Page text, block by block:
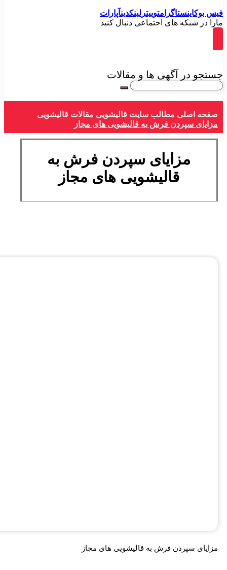
فیس بوکاینستاگرامتوییتر لینکدینآپارات
مارا در شبکه های اجتماعی دنبال کنید
جستجو در آگهی ها و مقالات
صفحه اصلی مطالب سایت قالیشویی مقالات قالیشویی
مزایای سپردن فرش به قالیشویی های مجاز
مزایای سپردن فرش به
قالیشویی های مجاز
مزایای سپردن فرش به قالیشویی های مجاز